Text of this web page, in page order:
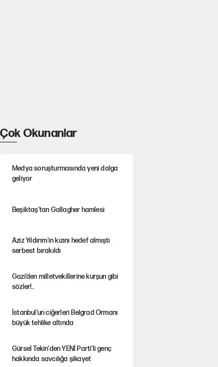
Çok Okunanlar
Medya soruşturmasında yeni dalga
geliyor
Beşiktaş’tan Gallagher hamlesi
Aziz Yıldırım'ın kızını hedef almıştı
serbest bırakıldı
Gazi’den milletvekillerine kurşun gibi
sözler!..
İstanbul’un ciğerleri Belgrad Ormanı
büyük tehlike altında
Gürsel Tekin'den YENİ Parti’li genç
hakkında savcılığa şikayet